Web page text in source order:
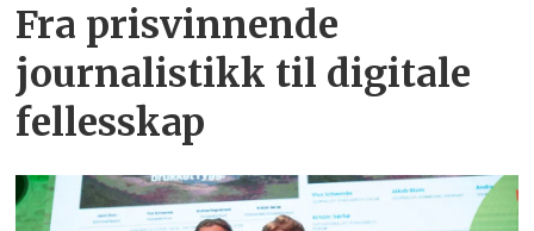
Fra prisvinnende
journalistikk til digitale
fellesskap